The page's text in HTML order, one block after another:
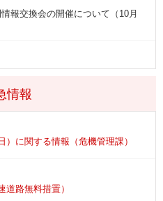
情報
に関する情報（危機管理課）
路無料措置）
報交換会の開催について（10月